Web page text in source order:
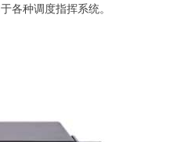
各种调度指挥系统。